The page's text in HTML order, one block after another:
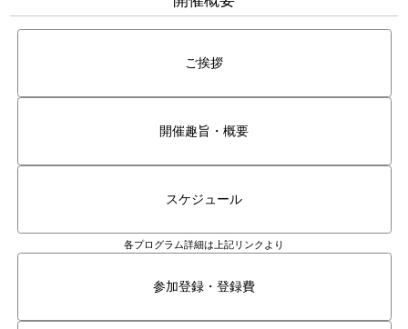
ご挨拶
開催趣旨・概要
スケジュール
各プログラム詳細は上記リンクより
参加登録・登録費